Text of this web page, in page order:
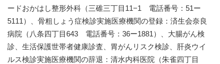
ードおかはし整形外科（三碓三丁目11−1 電話番号：51ー
5111）、骨粗しょう症検診実施医療機関の登録：済生会奈良
病院（八条四丁目643 電話番号：36ー1881）、大腸がん検
診、生活保護世帯者健康診査、胃がんリスク検診、肝炎ウイ
ルス検診実施医療機関の辞退：清水内科医院（朱雀四丁目